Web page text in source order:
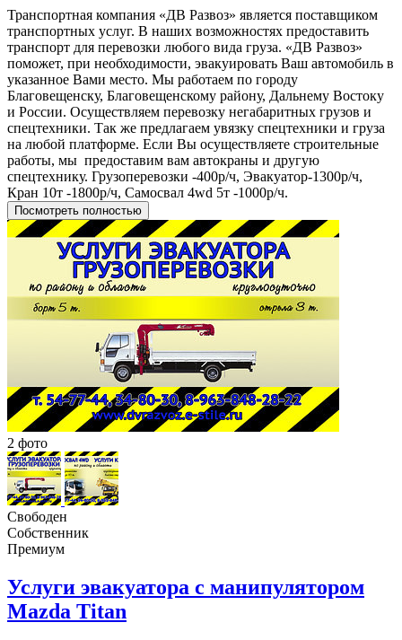
Транспортная компания «ДВ Развоз» является поставщиком
транспортных услуг. В наших возможностях предоставить
транспорт для перевозки любого вида груза. «ДВ Развоз»
поможет, при необходимости, эвакуировать Ваш автомобиль в
указанное Вами место. Мы работаем по городу
Благовещенску, Благовещенскому району, Дальнему Востоку
и России. Осуществляем перевозку негабаритных грузов и
спецтехники. Так же предлагаем увязку спецтехники и груза
на любой платформе. Если Вы осуществляете строительные
работы, мы предоставим вам автокраны и другую
спецтехнику. Грузоперевозки -400р/ч, Эвакуатор-1300р/ч,
Кран 10т -1800р/ч, Самосвал 4wd 5т -1000р/ч.
Посмотреть полностью
2 фото
Свободен
Собственник
Премиум
Услуги эвакуатора с манипулятором
Mazda Titan